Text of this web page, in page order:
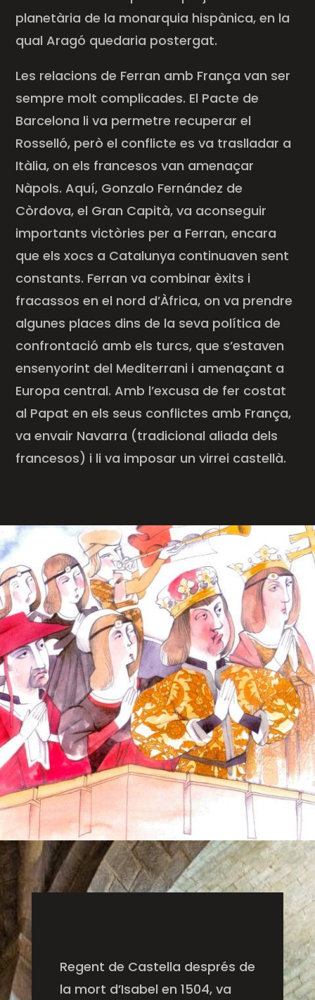
planetària de la monarquia hispànica, en la
qual Aragó quedaria postergat.
Les relacions de Ferran amb França van ser
sempre molt complicades. El Pacte de
Barcelona li va permetre recuperar el
Rosselló, però el conflicte es va traslladar a
Itàlia, on els francesos van amenaçar
Nàpols. Aquí, Gonzalo Fernández de
Còrdova, el Gran Capità, va aconseguir
importants victòries per a Ferran, encara
que els xocs a Catalunya continuaven sent
constants. Ferran va combinar èxits i
fracassos en el nord d’Àfrica, on va prendre
algunes places dins de la seva política de
confrontació amb els turcs, que s’estaven
ensenyorint del Mediterrani i amenaçant a
Europa central. Amb l’excusa de fer costat
al Papat en els seus conflictes amb França,
va envair Navarra (tradicional aliada dels
francesos) i li va imposar un virrei castellà.
Regent de Castella després de
la mort d’Isabel en 1504, va